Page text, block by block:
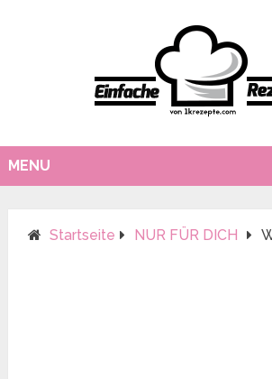
MENU
Startseite NUR FÜR DICH